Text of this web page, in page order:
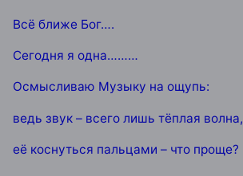
Всё ближе Бог….
Сегодня я одна………
Осмысливаю Музыку на ощупь:
ведь звук – всего лишь тёплая волна,
её коснуться пальцами – что проще?